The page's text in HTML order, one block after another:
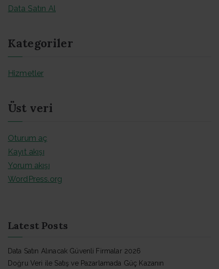
Data Satın Al
Kategoriler
Hizmetler
Üst veri
Oturum aç
Kayıt akışı
Yorum akışı
WordPress.org
Latest Posts
Data Satın Alınacak Güvenli Firmalar 2026
Doğru Veri ile Satış ve Pazarlamada Güç Kazanın